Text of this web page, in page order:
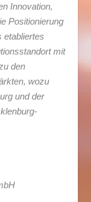
Innovation,
Positionierung
etabliertes
mit
den
wozu
und der